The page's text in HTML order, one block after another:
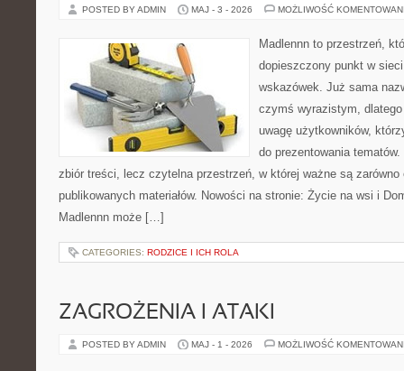
POSTED BY ADMIN MAJ - 3 - 2026 MOŻLIWOŚĆ
Madlennn to przestrzeń,
dopieszczony punkt w
wskazówek. Już sama
czymś wyrazistym,
uwagę użytkowników,
do prezentowania
zbiór treści, lecz czytelna przestrzeń, w której ważne są
publikowanych materiałów. Nowości na stronie: Życie na wsi i
Madlennn może […]
CATEGORIES: RODZICE I ICH ROLA
ZAGROŻENIA I ATAKI
POSTED BY ADMIN MAJ - 1 - 2026 MOŻLIWOŚĆ